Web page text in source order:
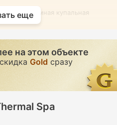
• Скромная купальная
уединенно
уединенно
Хамам,
Массаж
• Для женщин •
с термальной водой,
уединенно
еще
на этом объекте
Gold сразу
Spa